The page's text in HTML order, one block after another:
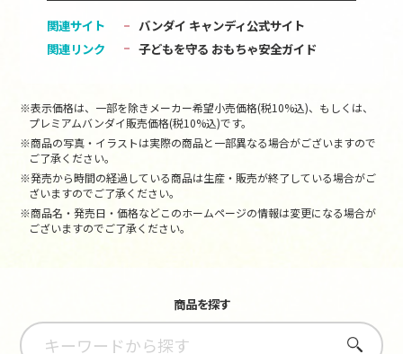
関連サイト
バンダイ キャンディ公式サイト
関連リンク
子どもを守る おもちゃ安全ガイド
※表示価格は、一部を除きメーカー希望小売価格(税10%込)、もしくは、
プレミアムバンダイ販売価格(税10%込)です。
※商品の写真・イラストは実際の商品と一部異なる場合がございますので
ご了承ください。
※発売から時間の経過している商品は生産・販売が終了している場合がご
ざいますのでご了承ください。
※商品名・発売日・価格などこのホームページの情報は変更になる場合が
ございますのでご了承ください。
商品を探す
さがす